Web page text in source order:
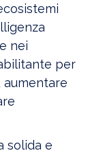
nei
per
aumentare
solida e